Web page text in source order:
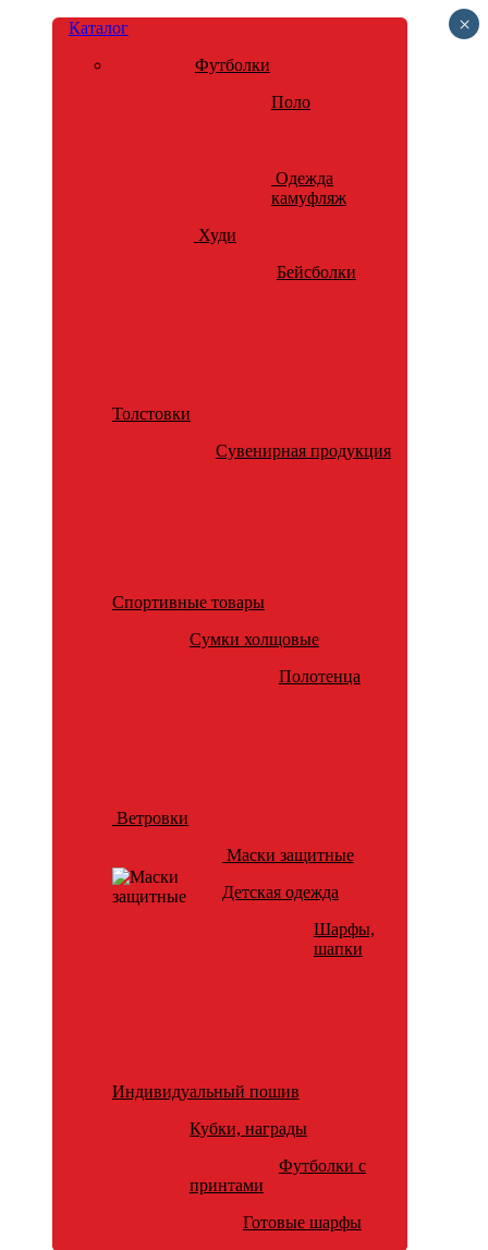
Каталог
Футболки
Поло
Одежда
камуфляж
Худи
Бейсболки
Толстовки
Сувенирная продукция
Спортивные товары
Сумки холщовые
Полотенца
Ветровки
Маски защитные
Детская одежда
Шарфы,
шапки
Индивидуальный пошив
Кубки, награды
Футболки с
принтами
Готовые шарфы
×